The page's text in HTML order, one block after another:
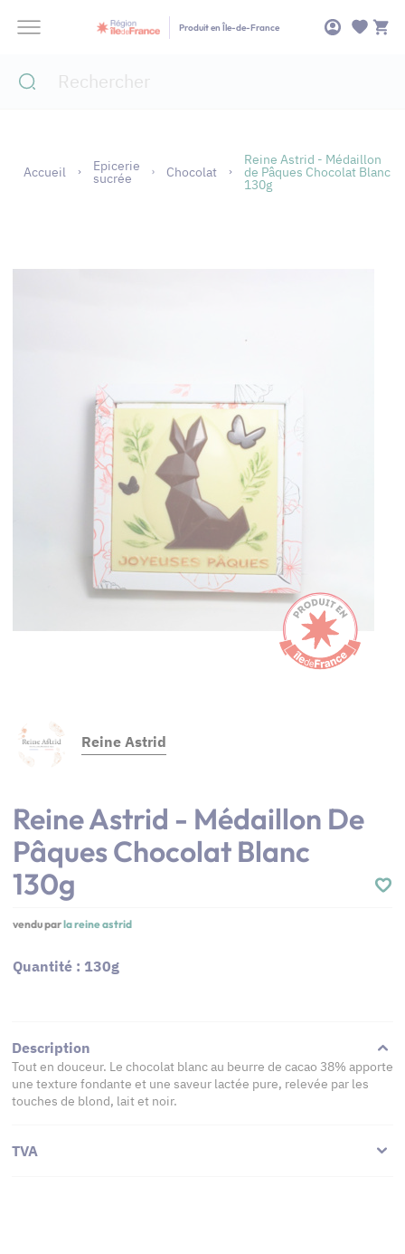
Produit en Île-de-France
Accueil Epicerie
sucrée Chocolat
Reine Astrid - Médaillon
de Pâques Chocolat Blanc
130g
Reine Astrid
Reine Astrid - Médaillon De
Pâques Chocolat Blanc
130g
vendu parla reine astrid
Quantité : 130g
Description
Tout en douceur. Le chocolat blanc au beurre de cacao 38% apporte
une texture fondante et une saveur lactée pure, relevée par les
touches de blond, lait et noir.
TVA